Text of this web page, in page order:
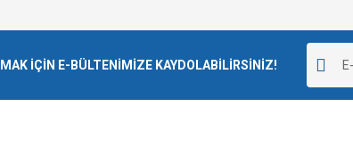
İÇİN E-BÜLTENİMİZE KAYDOLABİLİRSİNİZ!